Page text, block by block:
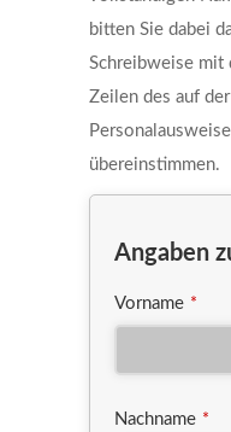
bitten Sie dabei
Schreibweise mit
Zeilen des auf
übereinstimmen.
Angaben
Vorname *
Nachname *